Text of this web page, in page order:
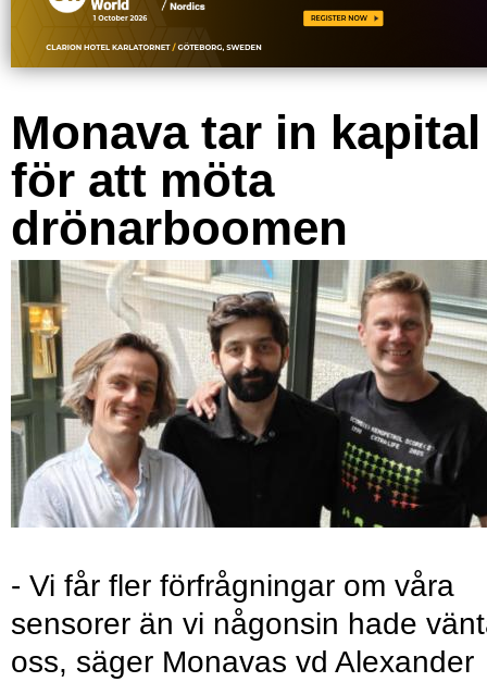
Monava tar in kapital
för att möta
drönarboomen
- Vi får fler förfrågningar om våra
sensorer än vi någonsin hade
oss, säger Monavas vd Alexander